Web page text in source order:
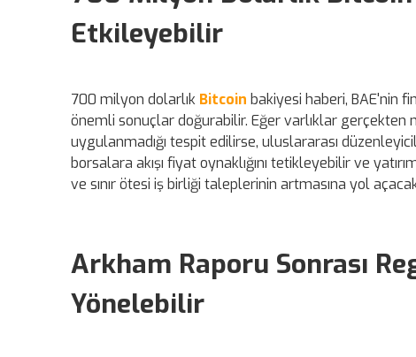
Etkileyebilir
700 milyon dolarlık Bitcoin bakiyesi haberi, BAE'nin
önemli sonuçlar doğurabilir. Eğer varlıklar
uygulanmadığı tespit edilirse, uluslararası
borsalara akışı fiyat oynaklığını tetikleyebilir ve
ve sınır ötesi iş birliği taleplerinin artmasına yol
Arkham Raporu Sonrası
Yönelebilir